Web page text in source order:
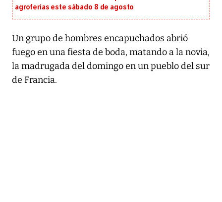
agroferias este sábado 8 de agosto
Un grupo de hombres encapuchados abrió
fuego en una fiesta de boda, matando a la novia,
la madrugada del domingo en un pueblo del sur
de Francia.